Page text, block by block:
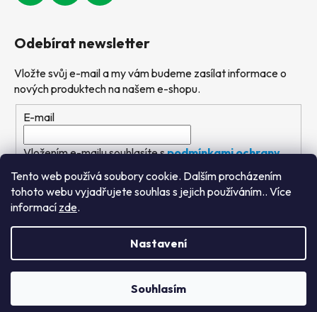
Tento web používá soubory cookie. Dalším procházením
tohoto webu vyjadřujete souhlas s jejich používáním.. Více
informací zde.
Nastavení
Souhlasím
Odebírat newsletter
Vložte svůj e-mail a my vám budeme zasílat informace o
nových produktech na našem e-shopu.
E-mail
Vložením e-mailu souhlasíte spodmínkami ochrany
osobních údajů
PŘIHLÁSIT SE
Vytvořil Shoptet&PekneWeby
Výtvarné hračky
vyhrazena.